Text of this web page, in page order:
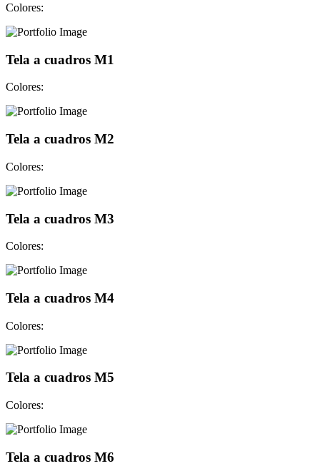
Colores:
Tela a cuadros M1
Colores:
Tela a cuadros M2
Colores:
Tela a cuadros M3
Colores:
Tela a cuadros M4
Colores:
Tela a cuadros M5
Colores:
Tela a cuadros M6